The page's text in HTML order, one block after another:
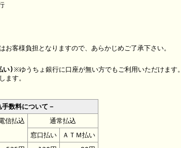
お客様負担となりますので、あらかじめご了承下さい。
い)※ゆうちょ銀行に口座が無い方でもご利用いただけます。
ます。
数料について－
信払込
通常払込
窓口払い
ＡＴＭ払い